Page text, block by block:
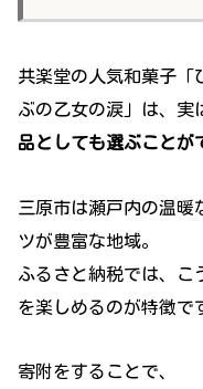
共楽堂の人気和菓子「
ぶの乙女の涙」は、実
品としても選ぶことが
三原市は瀬戸内の温暖
ツが豊富な地域。
ふるさと納税では、こ
を楽しめるのが特徴で
寄附をすることで、